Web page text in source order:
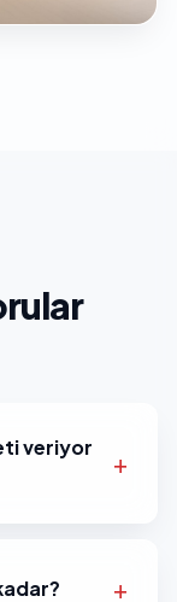
veriyor